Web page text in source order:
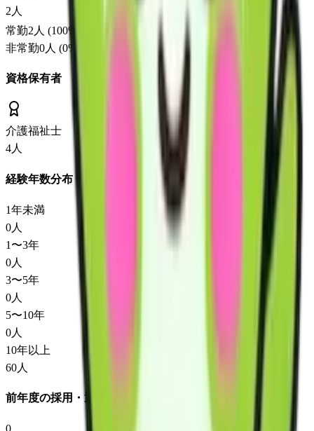
2 人
常勤2 人 (100%)
非常勤0人 (0%)
資格保有者
介護福祉士
4人
経験年数分布
1年未満
0人
1〜3年
0人
3〜5年
0人
5〜10年
0人
10年以上
60人
前年度の採用・退職